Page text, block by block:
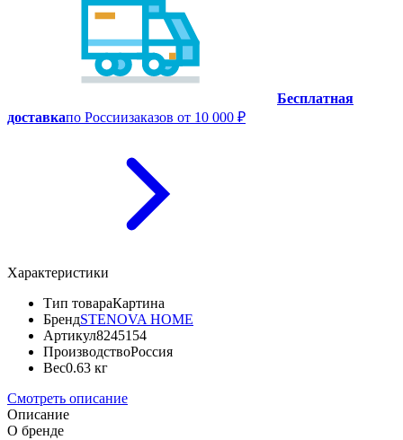
Бесплатная
доставкапо Россиизаказов от 10 000 ₽
Характеристики
Тип товараКартина
БрендSTENOVA HOME
Артикул8245154
ПроизводствоРоссия
Вес0.63 кг
Смотреть описание
Описание
О бренде